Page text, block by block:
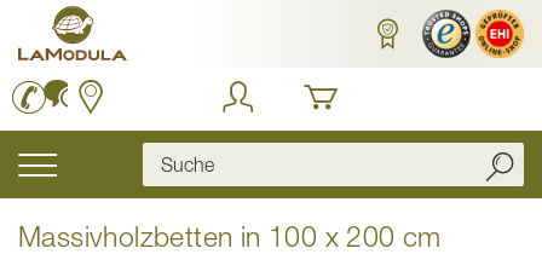
Inhalt
springen
Navigation
Massivholzbetten in 100 x 200 cm